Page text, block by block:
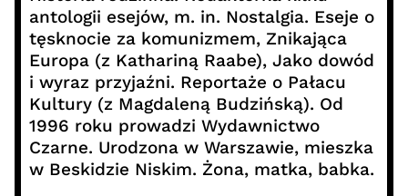
antologii esejów, m. in. Nostalgia. Eseje o
tęsknocie za komunizmem, Znikająca
Europa (z Kathariną Raabe), Jako dowód
i wyraz przyjaźni. Reportaże o Pałacu
Kultury (z Magdaleną Budzińską). Od
1996 roku prowadzi Wydawnictwo
Czarne. Urodzona w Warszawie, mieszka
w Beskidzie Niskim. Żona, matka, babka.